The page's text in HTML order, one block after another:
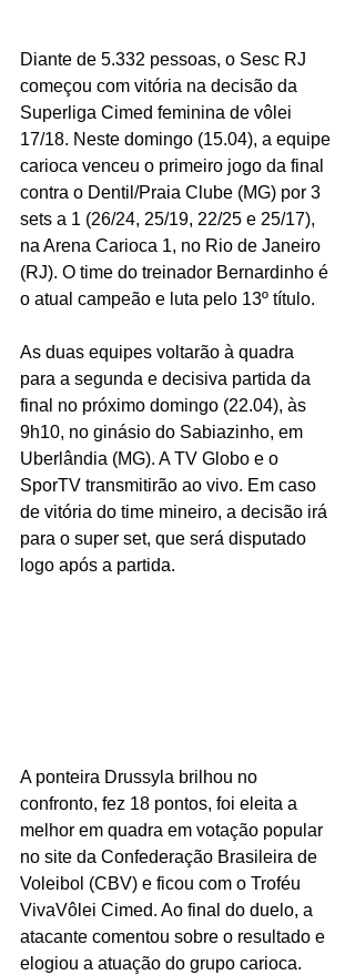
Diante de 5.332 pessoas, o Sesc RJ
começou com vitória na decisão da
Superliga Cimed feminina de vôlei
17/18. Neste domingo (15.04), a equipe
carioca venceu o primeiro jogo da final
contra o Dentil/Praia Clube (MG) por 3
sets a 1 (26/24, 25/19, 22/25 e 25/17),
na Arena Carioca 1, no Rio de Janeiro
(RJ). O time do treinador Bernardinho é
o atual campeão e luta pelo 13º título.
As duas equipes voltarão à quadra
para a segunda e decisiva partida da
final no próximo domingo (22.04), às
9h10, no ginásio do Sabiazinho, em
Uberlândia (MG). A TV Globo e o
SporTV transmitirão ao vivo. Em caso
de vitória do time mineiro, a decisão irá
para o super set, que será disputado
logo após a partida.
A ponteira Drussyla brilhou no
confronto, fez 18 pontos, foi eleita a
melhor em quadra em votação popular
no site da Confederação Brasileira de
Voleibol (CBV) e ficou com o Troféu
VivaVôlei Cimed. Ao final do duelo, a
atacante comentou sobre o resultado e
elogiou a atuação do grupo carioca.